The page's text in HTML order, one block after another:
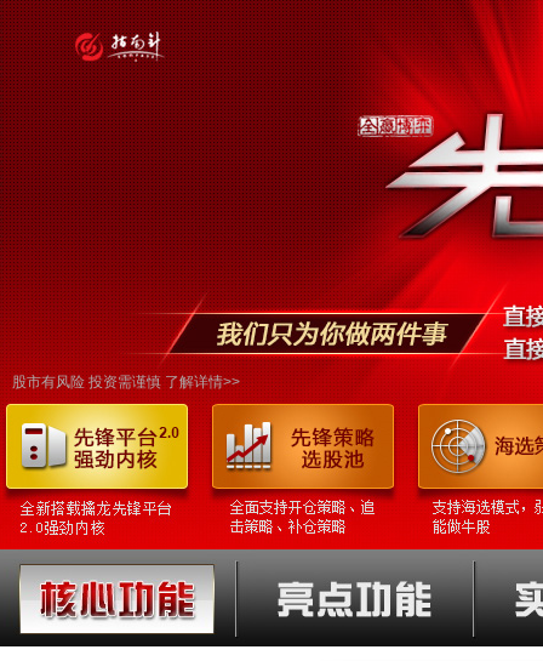
股市有风险 投资需谨慎 了解详情>>